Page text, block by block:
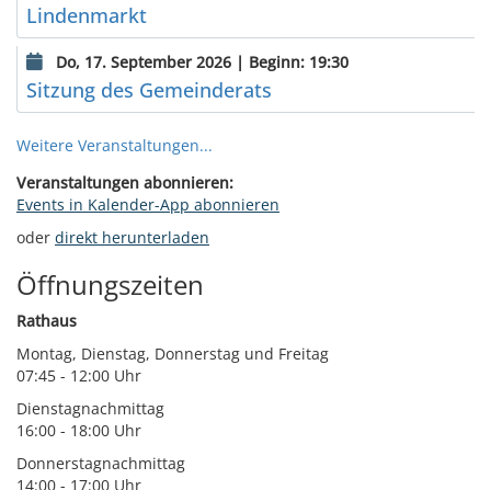
Lindenmarkt
Do, 17. September 2026 | Beginn: 19:30
Sitzung des Gemeinderats
Weitere Veranstaltungen...
Veranstaltungen abonnieren:
Events in Kalender-App abonnieren
oder direkt herunterladen
Öffnungszeiten
Rathaus
Montag, Dienstag, Donnerstag und Freitag
07:45 - 12:00 Uhr
Dienstagnachmittag
16:00 - 18:00 Uhr
Donnerstagnachmittag
14:00 - 17:00 Uhr